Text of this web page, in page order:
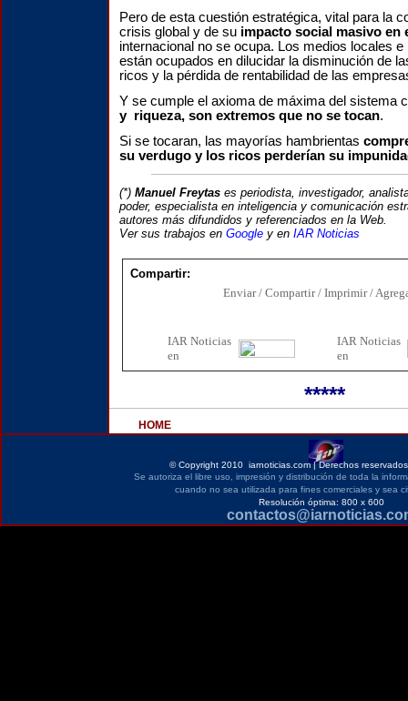
Pero de esta cuestión estratégica, vital para la
crisis global y de su impacto social masivo en
internacional no se ocupa. Los medios locales e
están ocupados en dilucidar la disminución de
ricos y la pérdida de rentabilidad de las
Y se cumple el axioma de máxima del sistema
y riqueza, son extremos que no se tocan.
Si se tocaran, las mayorías hambrientas
su verdugo y los ricos perderían su
(*) Manuel Freytas es periodista, investigador,
poder, especialista en inteligencia y comunicación
autores más difundidos y referenciados en la Web.
Ver sus trabajos en Google y en IAR Noticias
Compartir:
Enviar / Compartir / Imprimir /
IAR Noticias
en
IAR Noticias
en
*****
HOME
© Copyright 2010 iarnoticias.com | Derechos
Se autoriza el libre uso, impresión y distribución de toda la
cuando no sea utilizada para fines comerciales y sea
Resolución óptima: 800 x 600